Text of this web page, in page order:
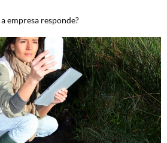
empresa responde?